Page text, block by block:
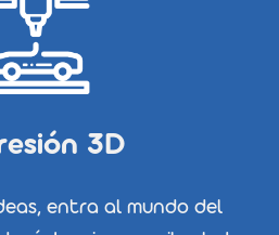
3D
entra al mundo del